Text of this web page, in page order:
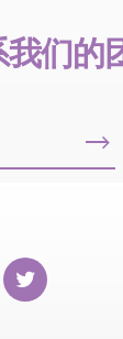
我们的